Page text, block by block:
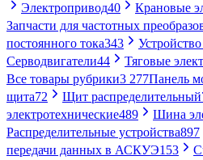
Электропривод40 Крановые
Запчасти для частотных
постоянного тока343
Серводвигатели44 Тяговые
Все товары рубрики3 277Панель
щита72 Щит распределительный
электротехнические489 Шина
Распределительные устройства897
передачи данных в АСКУЭ153